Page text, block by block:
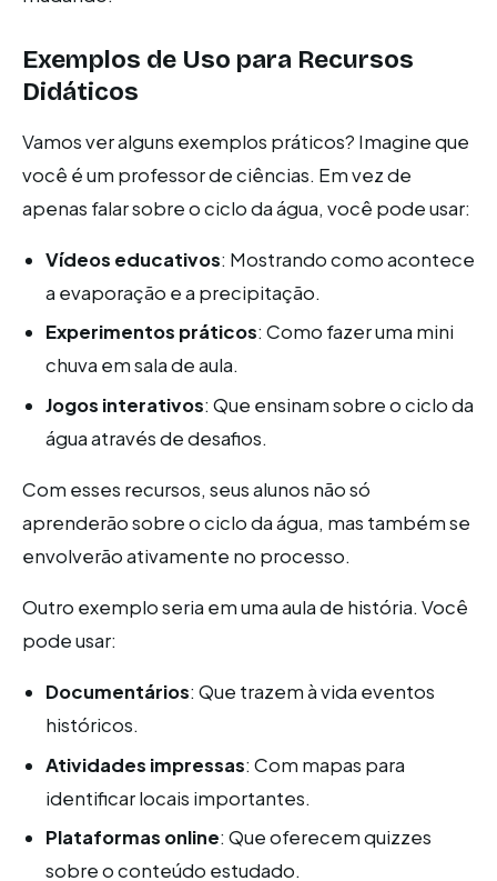
Exemplos de Uso para Recursos
Didáticos
Vamos ver alguns exemplos práticos? Imagine que
você é um professor de ciências. Em vez de
apenas falar sobre o ciclo da água, você pode usar:
Vídeos educativos: Mostrando como acontece
a evaporação e a precipitação.
Experimentos práticos: Como fazer uma mini
chuva em sala de aula.
Jogos interativos: Que ensinam sobre o ciclo da
água através de desafios.
Com esses recursos, seus alunos não só
aprenderão sobre o ciclo da água, mas também se
envolverão ativamente no processo.
Outro exemplo seria em uma aula de história. Você
pode usar:
Documentários: Que trazem à vida eventos
históricos.
Atividades impressas: Com mapas para
identificar locais importantes.
Plataformas online: Que oferecem quizzes
sobre o conteúdo estudado.